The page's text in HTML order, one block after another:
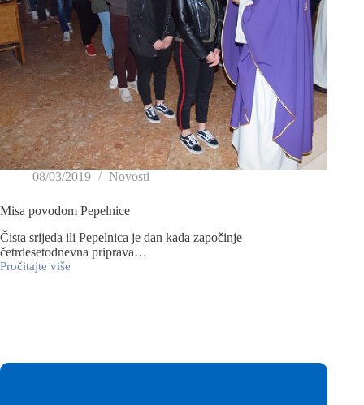
08/03/2019 Novosti
Misa povodom Pepelnice
Čista srijeda ili Pepelnica je dan kada započinje
četrdesetodnevna priprava…
Pročitajte više